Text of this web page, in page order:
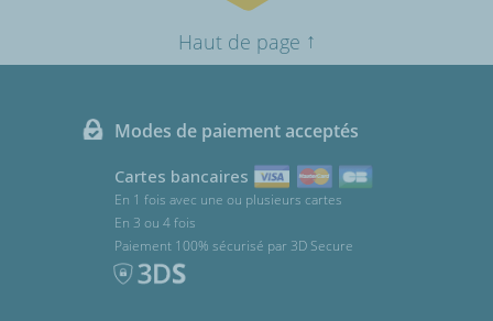
Haut de page ↑
Modes de paiement acceptés
Cartes bancaires
En 1 fois avec une ou plusieurs cartes
En 3 ou 4 fois
Paiement 100% sécurisé par 3D Secure